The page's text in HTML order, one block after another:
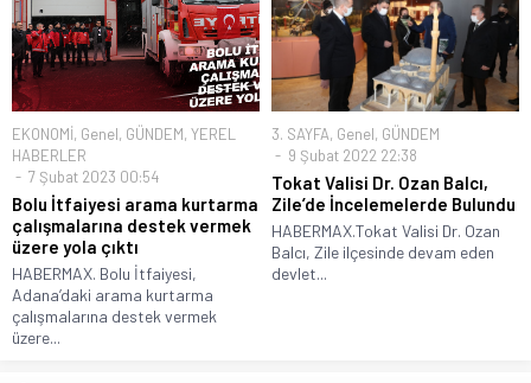
EKONOMİ, Genel, GÜNDEM, YEREL
HABERLER
7 Şubat 2023 00:54
Bolu İtfaiyesi arama kurtarma
çalışmalarına destek vermek
üzere yola çıktı
HABERMAX. Bolu İtfaiyesi,
Adana’daki arama kurtarma
çalışmalarına destek vermek
üzere...
3. SAYFA, Genel, GÜNDEM
9 Şubat 2022 22:38
Tokat Valisi Dr. Ozan Balcı,
Zile’de İncelemelerde Bulundu
HABERMAX.Tokat Valisi Dr. Ozan
Balcı, Zile ilçesinde devam eden
devlet...